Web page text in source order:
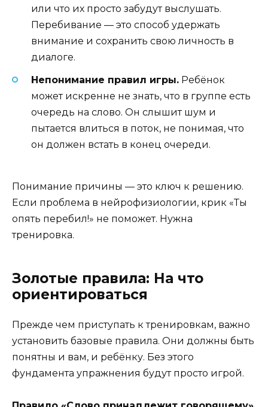
или что их просто забудут выслушать.
Перебивание — это способ удержать
внимание и сохранить свою личность в
диалоге.
Непонимание правил игры. Ребёнок
может искренне не знать, что в группе есть
очередь на слово. Он слышит шум и
пытается влиться в поток, не понимая, что
он должен встать в конец очереди.
Понимание причины — это ключ к решению.
Если проблема в нейрофизиологии, крик «Ты
опять перебил!» не поможет. Нужна
тренировка.
Золотые правила: На что
ориентироваться
Прежде чем приступать к тренировкам, важно
установить базовые правила. Они должны быть
понятны и вам, и ребёнку. Без этого
фундамента упражнения будут просто игрой.